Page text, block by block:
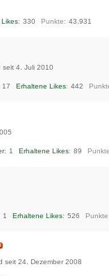
330 Punkte 43.931
seit 4. Juli 2010
17 Erhaltene Likes 442
1 Erhaltene Likes 89
1 Erhaltene Likes 526 Punkte
seit 24. Dezember 2008